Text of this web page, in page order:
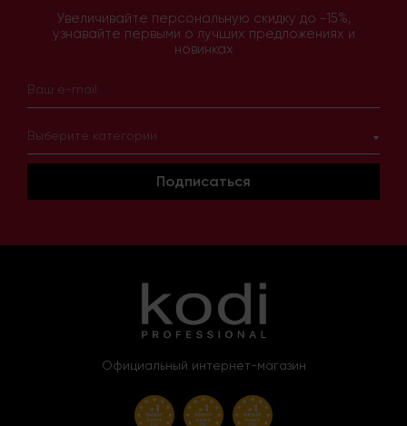
Увеличивайте персональную скидку до -15%,
узнавайте первыми о лучших предложениях и
новинках
Выберите категории
Подписаться
Официальный интернет-магазин